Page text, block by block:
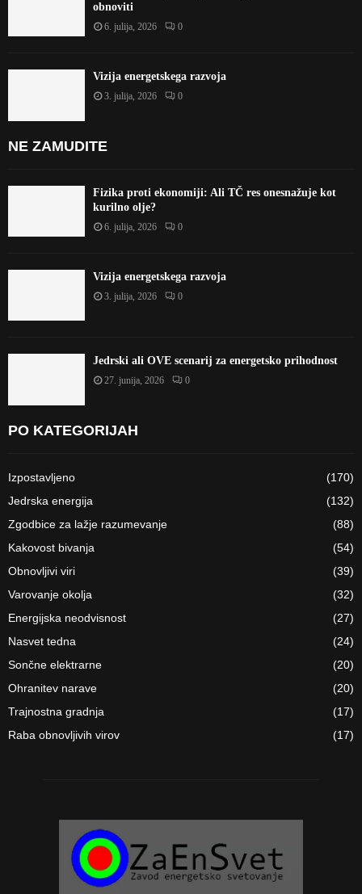
obnoviti
6. julija, 2026 0
Vizija energetskega razvoja
3. julija, 2026 0
NE ZAMUDITE
Fizika proti ekonomiji: Ali TČ res onesnažuje kot
kurilno olje?
6. julija, 2026 0
Vizija energetskega razvoja
3. julija, 2026 0
Jedrski ali OVE scenarij za energetsko prihodnost
27. junija, 2026 0
PO KATEGORIJAH
Izpostavljeno
(170)
Jedrska energija
(132)
Zgodbice za lažje razumevanje
(88)
Kakovost bivanja
(54)
Obnovljivi viri
(39)
Varovanje okolja
(32)
Energijska neodvisnost
(27)
Nasvet tedna
(24)
Sončne elektrarne
(20)
Ohranitev narave
(20)
Trajnostna gradnja
(17)
Raba obnovljivih virov
(17)